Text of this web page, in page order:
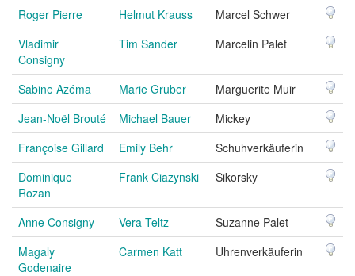
Roger Pierre Helmut Krauss
Marcel Schwer
Vladimir
Consigny
Tim Sander Marcelin Palet
Sabine Azéma Marie Gruber
Marguerite Muir
Jean-Noël Brouté
Michael Bauer
Mickey
Françoise Gillard
Emily Behr
Schuhverkäuferin
Dominique
Rozan
Frank Ciazynski Sikorsky
Anne Consigny Vera Teltz
Suzanne Palet
Magaly
Godenaire
Carmen Katt Uhrenverkäuferin